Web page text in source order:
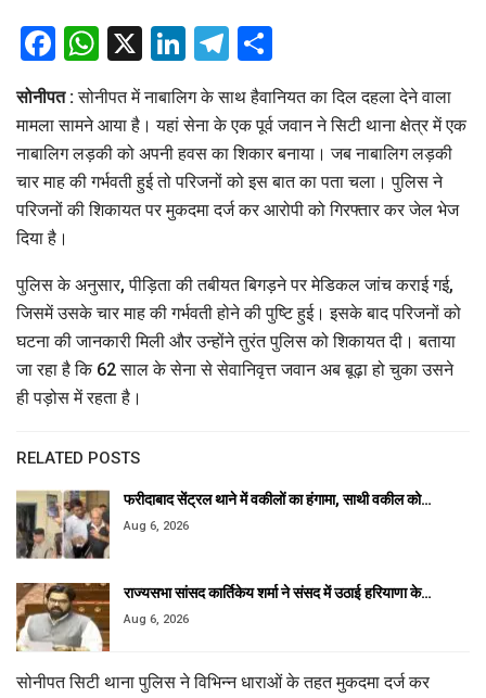
Facebook
WhatsApp
X LinkedIn
Telegram
सोनीपत :सोनीपत में नाबालिग के साथ हैवानियत का दिल दहला देने वाला
मामला सामने आया है। यहां सेना के एक पूर्व जवान ने सिटी थाना क्षेत्र में एक
नाबालिग लड़की को अपनी हवस का शिकार बनाया। जब नाबालिग लड़की
चार माह की गर्भवती हुई तो परिजनों को इस बात का पता चला। पुलिस ने
परिजनों की शिकायत पर मुकदमा दर्ज कर आरोपी को गिरफ्तार कर जेल भेज
दिया है।
पुलिस के अनुसार, पीड़िता की तबीयत बिगड़ने पर मेडिकल जांच कराई गई,
जिसमें उसके चार माह की गर्भवती होने की पुष्टि हुई। इसके बाद परिजनों को
घटना की जानकारी मिली और उन्होंने तुरंत पुलिस को शिकायत दी। बताया
जा रहा है कि 62 साल के सेना से सेवानिवृत्त जवान अब बूढ़ा हो चुका उसने
ही पड़ोस में रहता है।
RELATED POSTS
फरीदाबाद सेंट्रल थाने में वकीलों का हंगामा, साथी वकील को…
Aug 6, 2026
राज्यसभा सांसद कार्तिकेय शर्मा ने संसद में उठाई हरियाणा के…
Aug 6, 2026
सोनीपत सिटी थाना पुलिस ने विभिन्न धाराओं के तहत मुकदमा दर्ज कर